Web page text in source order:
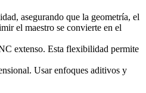
asegurando que la geometría, el
el maestro se convierte en el
extenso. Esta flexibilidad permite
Usar enfoques aditivos y